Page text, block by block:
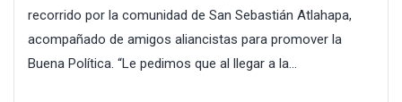
recorrido por la comunidad de San Sebastián Atlahapa,
acompañado de amigos aliancistas para promover la
Buena Política. “Le pedimos que al llegar a la...